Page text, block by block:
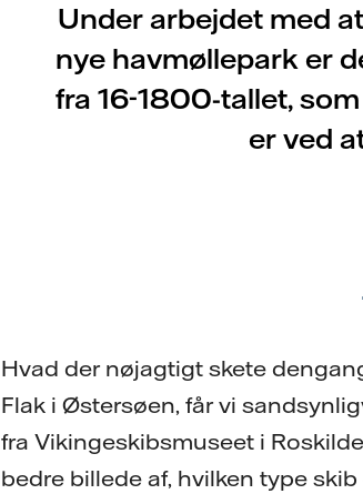
Under arbejdet med
nye havmøllepark er
fra 16-1800-tallet,
er ved
Hvad der nøjagtigt skete
Flak i Østersøen, får vi
fra Vikingeskibsmuseet i
bedre billede af, hvilken type skib